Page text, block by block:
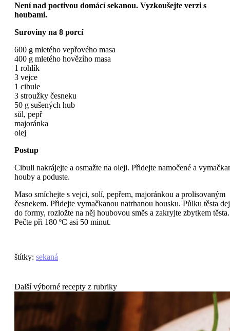
Není nad poctivou domácí sekanou. Vyzkoušejte verzi s
houbami.
Suroviny na 8 porcí
600 g mletého vepřového masa
400 g mletého hovězího masa
1 rohlík
3 vejce
1 cibule
3 stroužky česneku
50 g sušených hub
sůl, pepř
majoránka
olej
Postup
Cibuli nakrájejte a osmažte na oleji. Přidejte namočené a
houby a poduste.
Maso smíchejte s vejci, solí, pepřem, majoránkou a prolisovaným
česnekem. Přidejte vymačkanou natrhanou housku. Půlku těsta
do formy, rozložte na něj houbovou směs a zakryjte zbytkem těsta.
Pečte při 180 ºC asi 50 minut.
štítky: sekaná
Další výborné recepty z rubriky